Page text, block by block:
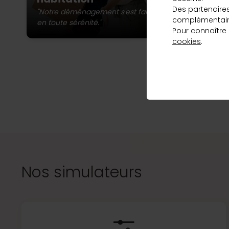
qui correspond
à vos besoins
et au meilleur
"Notre déménagement s'est fait
en toute sérénité."
Nos simulateurs
Des
Pour
cookies.